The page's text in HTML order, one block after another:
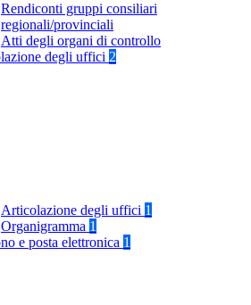
Rendiconti gruppi consiliari
regionali/provinciali
Atti degli organi di controllo
degli uffici 2
Articolazione degli uffici 1
Organigramma 1
e posta elettronica 1